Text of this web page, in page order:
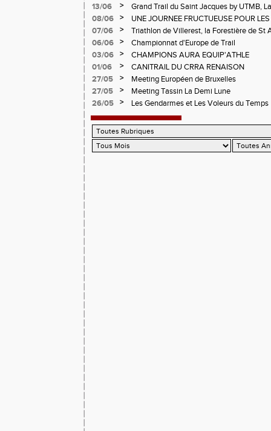
13/06 >
Grand Trail du Saint Jacques by UTMB,
d'Andrézieux-Bouthéon
08/06 >
UNE JOURNEE FRUCTUEUSE POUR
CHAMPIONNATS DE LA LOIRE A
07/06 >
Triathlon de Villerest, la Forestière de St
Circuit de la Sure, Tour du Pays Roannais
06/06 >
Championnat d'Europe de Trail
03/06
>
CHAMPIONS AURA EQUIP'ATHLE
01/06
>
CANITRAIL DU CRRA RENAISON
27/05
>
Meeting Européen de Bruxelles
27/05
>
Meeting Tassin La Demi Lune
26/05
> Les Gendarmes et Les Voleurs du Temps